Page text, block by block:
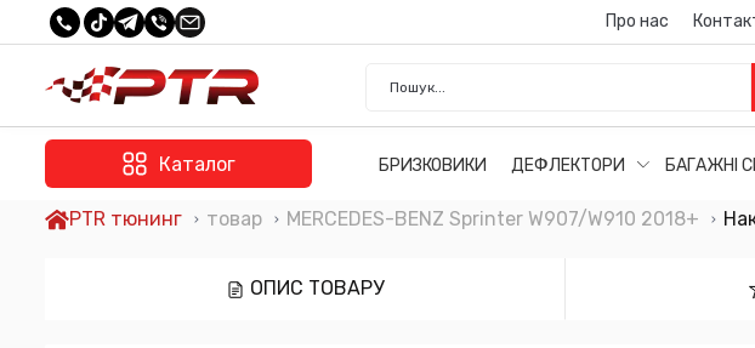
Про нас
Каталог БРИЗКОВИКИ ДЕФЛЕКТОРИ БАГАЖНІ
PTR тюнинг товар MERCEDES-BENZ Sprinter W907/W910 2018+
ОПИС ТОВАРУ